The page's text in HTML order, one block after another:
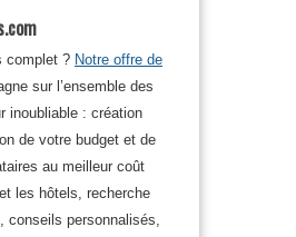
complet ? Notre offre de
sur l’ensemble des
inoubliable : création
de votre budget et de
au meilleur coût
les hôtels, recherche
conseils personnalisés,